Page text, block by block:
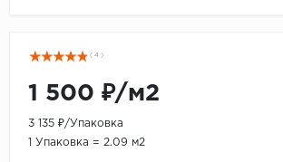
( 4 )
1 500 ₽/м2
3 135 ₽/Упаковка
1 Упаковка = 2.09 м2